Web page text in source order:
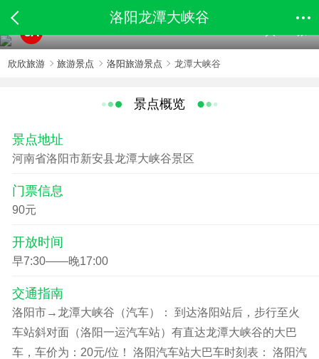
洛阳龙潭大峡谷
5A
欣欣旅游 旅游景点 洛阳旅游景点 龙潭大峡谷
景点概览
景点地址
河南省洛阳市新安县龙潭大峡谷景区
门票信息
90元
开放时间
早7:30——晚17:00
交通指南
洛阳市→龙潭大峡谷（汽车）： 到达洛阳站后，步行至火
车站斜对面（洛阳一运汽车站）有直达龙潭大峡谷的大巴
车，车价为：20元/位！ 洛阳汽车站大巴车时刻表： 洛阳汽